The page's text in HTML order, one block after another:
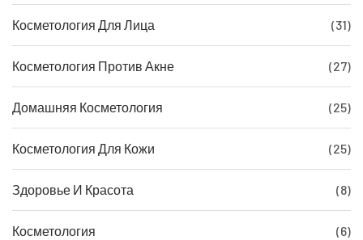
Косметология Для Лица (31)
Косметология Против Акне (27)
Домашняя Косметология (25)
Косметология Для Кожи (25)
Здоровье И Красота (8)
Косметология (6)